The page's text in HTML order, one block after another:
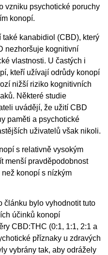
vzniku psychotické poruchy
konopí.
kanabidiol (CBD), který
nezhoršuje kognitivní
vlastnosti. U častých i
kteří užívají odrůdy konopí
nižší riziko kognitivních
Některé studie
uvádějí, že užití CBD
paměti a psychotické
uživatelů však nikoli.
s relativně vysokým
menší pravděpodobnost
konopí s nízkým
článku bylo vyhodnotit tuto
účinků konopí
CBD:THC (0:1, 1:1, 2:1 a
příznaky u zdravých
vybrány tak, aby odrážely